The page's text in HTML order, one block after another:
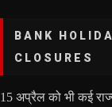
BANK
CLOSURES
15 अप्रैल को भी कई